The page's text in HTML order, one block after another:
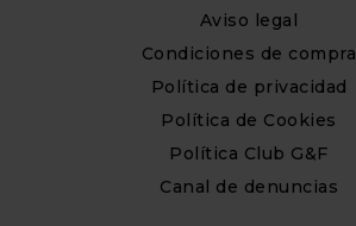
Aviso legal
Condiciones de compra
Política de privacidad
Política de Cookies
Política Club G&F
Canal de denuncias